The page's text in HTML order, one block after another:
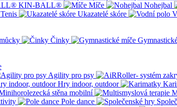
KIN-BALL® Míče Nohejbal
Tenis Ukazatelé skóre
Činky
Agility pro psy
Hry indoor, outdoor
stěna mobilní
Pole dance